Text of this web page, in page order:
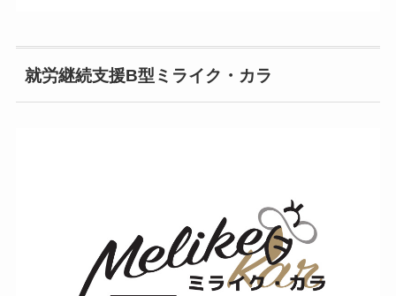
就労継続支援B型ミライク・カラ